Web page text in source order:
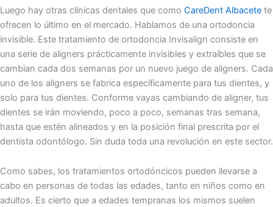
Luego hay otras clínicas dentales que como CareDent Albacete te
ofrecen lo último en el mercado. Hablamos de una ortodoncia
invisible. Este tratamiento de ortodoncia Invisalign consiste en
una serie de aligners prácticamente invisibles y extraíbles que se
cambian cada dos semanas por un nuevo juego de aligners. Cada
uno de los aligners se fabrica específicamente para tus dientes, y
solo para tus dientes. Conforme vayas cambiando de aligner, tus
dientes se irán moviendo, poco a poco, semanas tras semana,
hasta que estén alineados y en la posición final prescrita por el
dentista odontólogo. Sin duda toda una revolución en este sector.
Como sabes, los tratamientos ortodóncicos pueden llevarse a
cabo en personas de todas las edades, tanto en niños como en
adultos. Es cierto que a edades tempranas los mismos suelen